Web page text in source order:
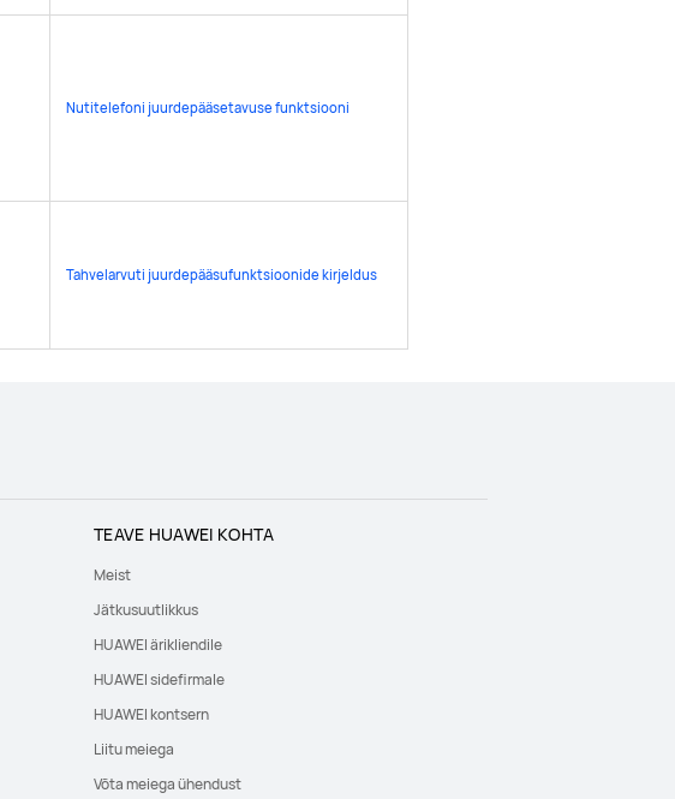
Nutitelefoni juurdepääsetavuse funktsiooni
Tahvelarvuti juurdepääsufunktsioonide kirjeldus
TEAVE HUAWEI KOHTA
Meist
Jätkusuutlikkus
HUAWEI ärikliendile
HUAWEI sidefirmale
HUAWEI kontsern
Liitu meiega
Võta meiega ühendust